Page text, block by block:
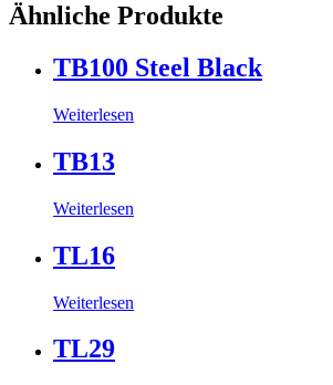
Ähnliche Produkte
TB100 Steel Black
Weiterlesen
TB13
Weiterlesen
TL16
Weiterlesen
TL29